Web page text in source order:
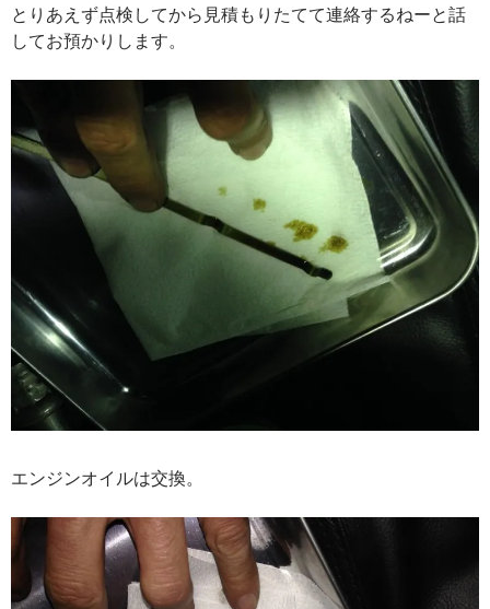
とりあえず点検してから見積もりたてて連絡するねーと話
してお預かりします。
エンジンオイルは交換。